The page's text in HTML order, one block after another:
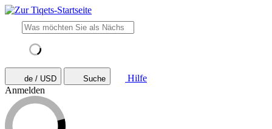
de / USD Suche
Hilfe
Anmelden